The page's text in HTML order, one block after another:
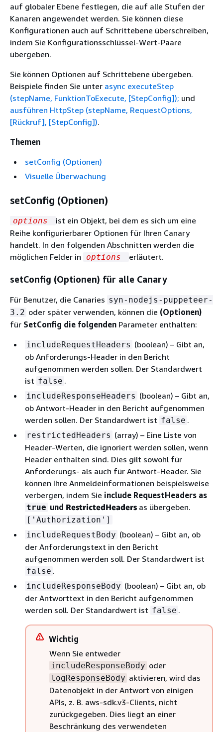
auf globaler Ebene festlegen, die auf alle Stufen der
Kanaren angewendet werden. Sie können diese
Konfigurationen auch auf Schrittebene überschreiben,
indem Sie Konfigurationsschlüssel-Wert-Paare
übergeben.
Sie können Optionen auf Schrittebene übergeben.
Beispiele finden Sie unter async executeStep
(stepName, FunktionToExecute, [StepConfig]); und
ausführen HttpStep (stepName, RequestOptions,
[Rückruf], [StepConfig]).
Themen
setConfig (Optionen)
Visuelle Überwachung
setConfig (Optionen)
options
ist ein Objekt, bei dem es sich um eine
Reihe konfigurierbarer Optionen für Ihren Canary
handelt. In den folgenden Abschnitten werden die
möglichen Felder in
options erläutert.
setConfig (Optionen) für alle Canary
Für Benutzer, die Canaries syn-nodejs-puppeteer-
3.2 oder später verwenden, können die (Optionen)
für SetConfig die folgenden Parameter enthalten:
includeRequestHeaders (boolean) – Gibt an,
ob Anforderungs-Header in den Bericht
aufgenommen werden sollen. Der Standardwert
ist false .
includeResponseHeaders (boolean) – Gibt an,
ob Antwort-Header in den Bericht aufgenommen
werden sollen. Der Standardwert ist false .
restrictedHeaders (array) – Eine Liste von
Header-Werten, die ignoriert werden sollen, wenn
Header enthalten sind. Dies gilt sowohl für
Anforderungs- als auch für Antwort-Header. Sie
können Ihre Anmeldeinformationen beispielsweise
verbergen, indem Sie include RequestHeaders as
true und RestrictedHeaders as übergeben.
['Authorization']
includeRequestBody (boolean) – Gibt an, ob
der Anforderungstext in den Bericht
aufgenommen werden soll. Der Standardwert ist
false .
includeResponseBody (boolean) – Gibt an, ob
der Antworttext in den Bericht aufgenommen
werden soll. Der Standardwert ist false .
Wichtig
Wenn Sie entweder
includeResponseBody oder
logResponseBody aktivieren, wird das
Datenobjekt in der Antwort von einigen
APIs, z. B. aws-sdk.v3-Clients, nicht
zurückgegeben. Dies liegt an einer
Beschränkung des verwendeten